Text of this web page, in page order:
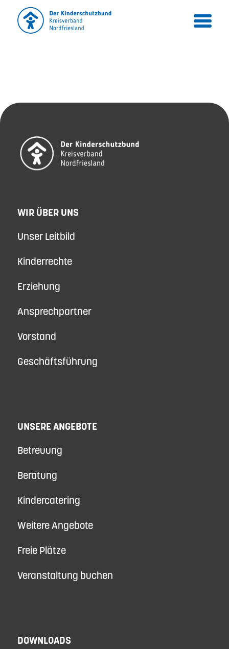
WIR ÜBER UNS
Unser Leitbild
Kinderrechte
Erziehung
Ansprechpartner
Vorstand
Geschäftsführung
UNSERE ANGEBOTE
Betreuung
Beratung
Kindercatering
Weitere Angebote
Freie Plätze
Veranstaltung buchen
DOWNLOADS